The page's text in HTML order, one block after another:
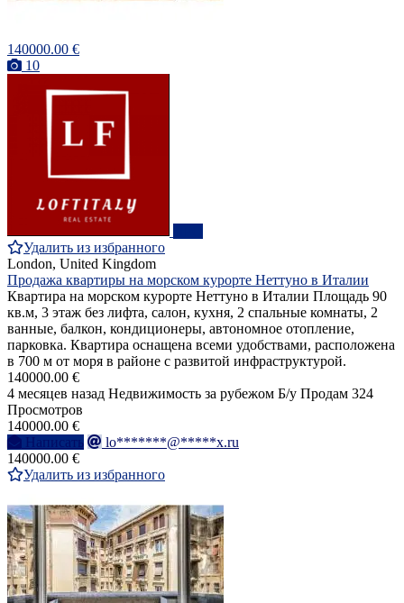
140000.00 €
10
Удалить из избранного
London, United Kingdom
Продажа квартиры на морском курорте Неттуно в Италии
Квартира на морском курорте Неттуно в Италии Площадь 90
кв.м, 3 этаж без лифта, салон, кухня, 2 спальные комнаты, 2
ванные, балкон, кондиционеры, автономное отопление,
парковка. Квартира оснащена всеми удобствами, расположена
в 700 м от моря в районе с развитой инфраструктурой.
140000.00 €
4 месяцев назад Недвижимость за рубежом Б/у Продам 324
Просмотров
140000.00 €
Написать
lo*******@*****x.ru
140000.00 €
Удалить из избранного